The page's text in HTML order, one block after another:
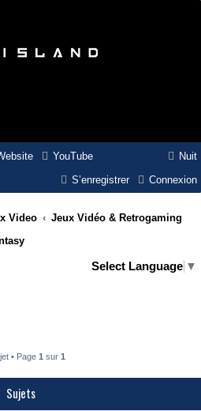
Nuit
YouTube
Connexion
S’enregistrer
Video
Jeux Vidéo & Retrogaming
Select Language ▼
• Page 1 sur 1
Sujets